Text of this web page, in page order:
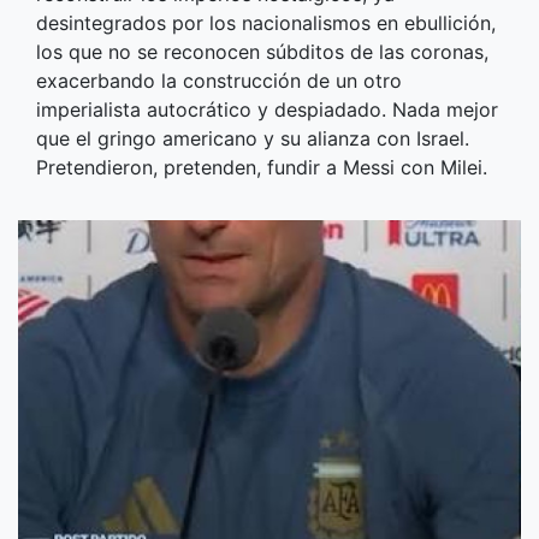
desintegrados por los nacionalismos en ebullición,
los que no se reconocen súbditos de las coronas,
exacerbando la construcción de un otro
imperialista autocrático y despiadado. Nada mejor
que el gringo americano y su alianza con Israel.
Pretendieron, pretenden, fundir a Messi con Milei.